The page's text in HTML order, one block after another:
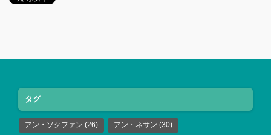
タグ
アン・ソクファン (26) アン・ネサン (30)